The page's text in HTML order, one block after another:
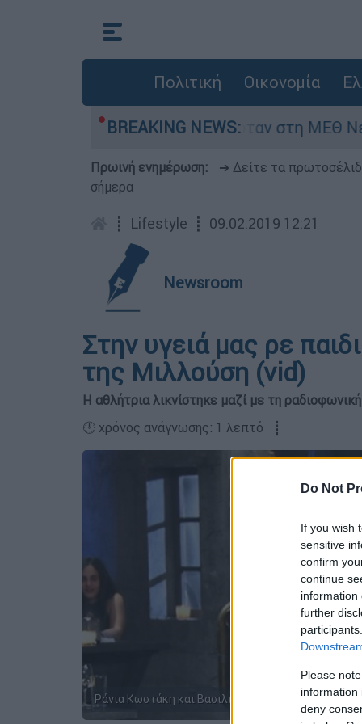
Do Not
If you wish
sensitive
confirm
continue
information
further
Please
information
deny
Πολιτική Οικονομία
BREAKING NEWS:
8 ημερών - Νοσηλευόταν στη ΜΕΘ
Πρωινή ενημέρωση: ➔ Δείτε τα
σήμερα
┋ Lifestyle ┋ 09.02.2019 12:21
Newsroom
Στην υγειά μας ρε
της Μιλλούση (vid)
Η αθλήτρια λικνίστηκε μαζί με τη
🕛 χρόνος ανάγνωσης: 1 λεπτό ┋
Ράνια Κωστάκη και Βασιλική Μιλλούση